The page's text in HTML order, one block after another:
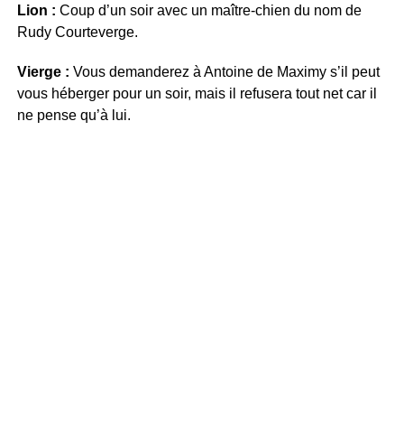
Lion : Coup d’un soir avec un maître-chien du nom de
Rudy Courteverge.
Vierge : Vous demanderez à Antoine de Maximy s’il peut
vous héberger pour un soir, mais il refusera tout net car il
ne pense qu’à lui.